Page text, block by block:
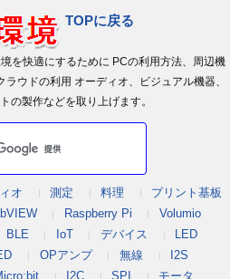
TOPに戻る
を快適にするために PCの利用方法、周辺機
ウドの利用 オーディオ、ビジュアル機器、
の製作などを取り上げます。
オ 測定 料理
プリント基板
Raspberry Pi
Volumio
BLE IoT デバイス
LED
OPアンプ 無線
I2S
I2C SPI
モータ